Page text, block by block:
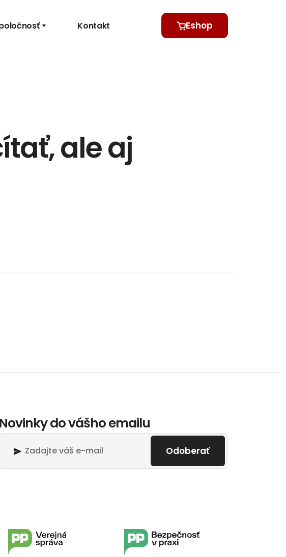
Kontakt Eshop
ale aj
Novinky do vášho emailu
Odoberať